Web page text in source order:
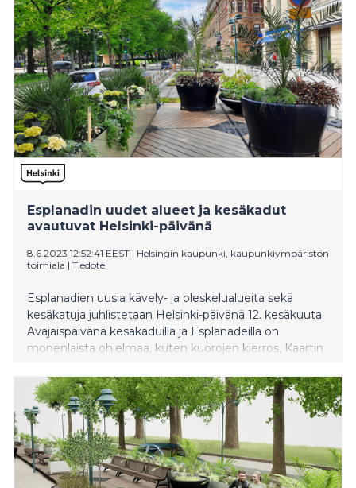
Esplanadin uudet alueet ja kesäkadut
avautuvat Helsinki-päivänä
8.6.2023 12:52:41 EEST | Helsingin kaupunki, kaupunkiympäristön
toimiala | Tiedote
Esplanadien uusia kävely- ja oleskelualueita sekä
kesäkatuja juhlistetaan Helsinki-päivänä 12. kesäkuuta.
Avajaispäivänä kesäkaduilla ja Esplanadeilla on
monenlaista ohjelmaa, kuten kuorojen kierros, Kaartin